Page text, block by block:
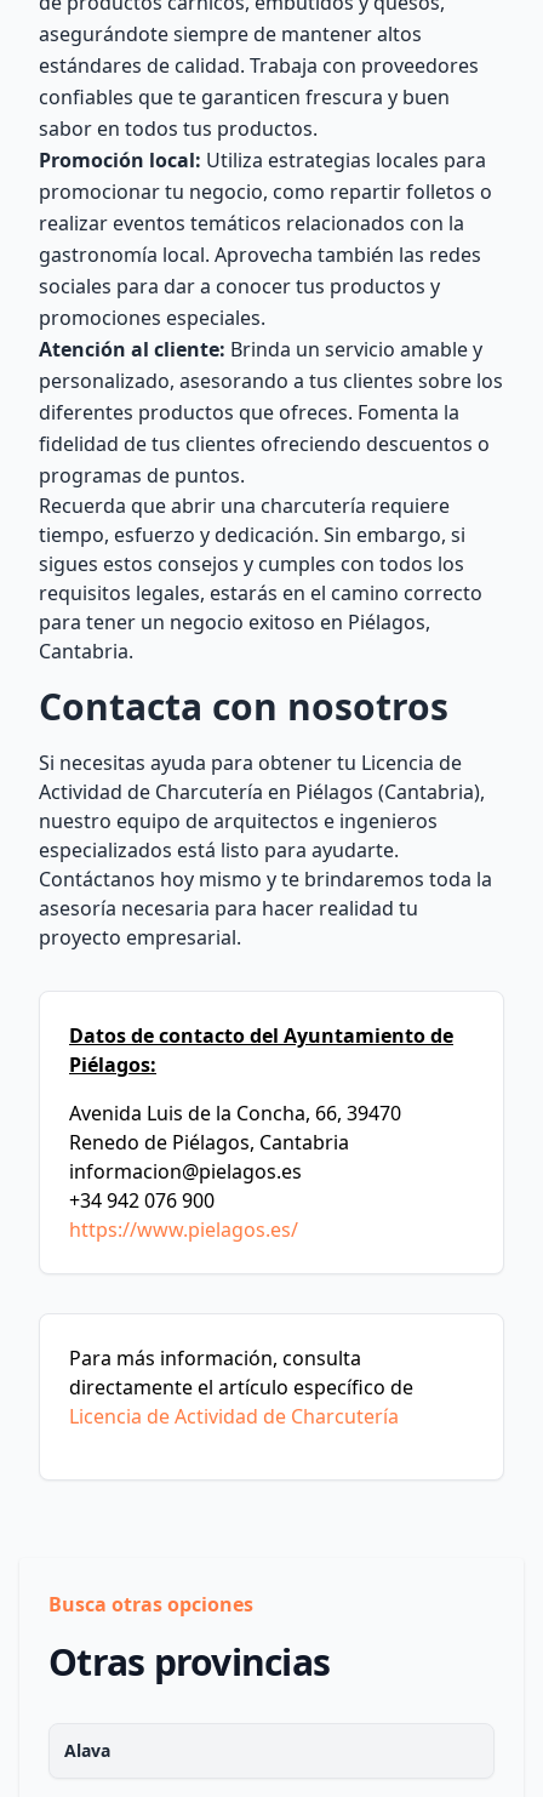
asegurándote siempre de mantener altos
estándares de calidad. Trabaja con proveedores
confiables que te garanticen frescura y buen
sabor en todos tus productos.
Promoción local: Utiliza estrategias locales para
promocionar tu negocio, como repartir folletos o
realizar eventos temáticos relacionados con la
gastronomía local. Aprovecha también las redes
sociales para dar a conocer tus productos y
promociones especiales.
Atención al cliente: Brinda un servicio amable y
personalizado, asesorando a tus clientes sobre los
diferentes productos que ofreces. Fomenta la
fidelidad de tus clientes ofreciendo descuentos o
programas de puntos.
Recuerda que abrir una charcutería requiere
tiempo, esfuerzo y dedicación. Sin embargo, si
sigues estos consejos y cumples con todos los
requisitos legales, estarás en el camino correcto
para tener un negocio exitoso en Piélagos,
Cantabria.
Contacta con nosotros
Si necesitas ayuda para obtener tu Licencia de
Actividad de Charcutería en Piélagos (Cantabria),
nuestro equipo de arquitectos e ingenieros
especializados está listo para ayudarte.
Contáctanos hoy mismo y te brindaremos toda la
asesoría necesaria para hacer realidad tu
proyecto empresarial.
Datos de contacto del Ayuntamiento de
Piélagos:
Avenida Luis de la Concha, 66, 39470
Renedo de Piélagos, Cantabria
informacion@pielagos.es
+34 942 076 900
https://www.pielagos.es/
Para más información, consulta
directamente el artículo específico de
Licencia de Actividad de Charcutería
Busca otras opciones
Otras provincias
Alava